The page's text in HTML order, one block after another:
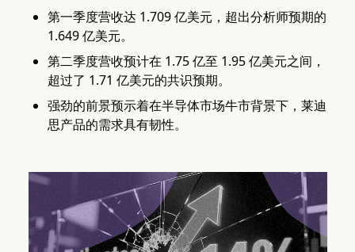
第一季度营收达 1.709 亿美元，超出分析师预期的
1.649 亿美元。
第二季度营收预计在 1.75 亿至 1.95 亿美元之间，
超过了 1.71 亿美元的共识预期。
强劲的前景预示着在半导体市场牛市背景下，莱迪
思产品的需求具有韧性。